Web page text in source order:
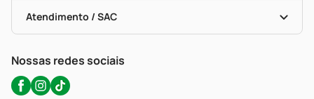
Bulas De A A Z
Políticas De Marketplace
Autoteste Covid-19
Certificado De Segurança
Portal Da Privacidade
Atendimento / SAC
WhatsApp (47) 9202-1687
Nossas redes sociais